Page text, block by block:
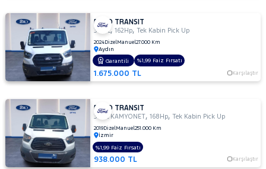
350ED
KAMYONET
350L
KAMYONET
410 L
MINIBUS
DELUX
410 L VAN
AMBULANS
410 L
VAN
YÜKSEK
FORD TRANSIT
350 L,162Hp,Tek Kabin Pick Up
2024DizelManuel27.000 Km
Aydın
1.675.000 TL Karşılaştır
Garantili %1,99 Faiz Fırsatı
FORD TRANSIT
350L KAMYONET,168Hp,Tek Kabin Pick Up
2019DizelManuel251.000 Km
İzmir
938.000 TL Karşılaştır
%1,99 Faiz Fırsatı